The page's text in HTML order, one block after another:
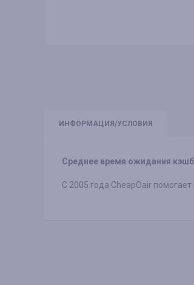
ИНФО РМАЦИЯ/УСЛОВИЯ
Среднее время ожидания
С 2005 года CheapOair